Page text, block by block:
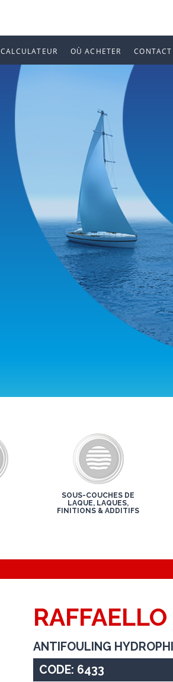
CALCULATEUR OÙ ACHETER CONTACT
SOUS-COUCHES DE
LAQUE, LAQUES,
FINITIONS & ADDITIFS
ANTIFOULING
CODE: 6433